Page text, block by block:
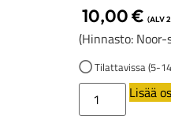
10,00€ (ALV
(Hinnasto: Noor-
Tilattavissa (5-
Lisää